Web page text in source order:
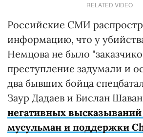
RELATED VIDEO
Российские СМИ
информацию, что у
Немцова не было
преступление задумали и
два бывших бойца
Заур Дадаев и Бислан
негативных высказываний
мусульман и поддержки